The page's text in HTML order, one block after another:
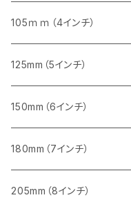
セグメント（特殊凸凹加工チップ）
セグメント
セグメント（一般道路カッター用
473mm（18インチ）
セグメント（一般道路カッター用
セグメント
セグメント（特殊凸凹加工チップ）
355mm（14インチ）
セグメント
セグメント（特殊凸凹加工チップ）
405mm（16インチ）
セグメントタイプ
砥石（補強綱入り）
砥石（補強綱入り）
355mm（14インチ）
砥石（補強綱入り）
255ｍｍ（10インチ）
一般道路カッター用
305ｍｍ（12インチ）
一般道路カッター用
355ｍｍ（14インチ）
一般道路カッター用
405mm（16インチ）
一般道路カッター用
455ｍｍ（18インチ）
105ｍｍ（4インチ）
タイル切断用
みかげ石（御影石）切断用
コンクリート切断用
ブロック切断用
125mm（5インチ）
タイル切断用
みかげ石（御影石）切断用
コンクリート切断用
150mm（6インチ）
みかげ石（御影石）切断用
コンクリート切断用
180mm（7インチ）
みかげ石（御影石）切断用
205mm（8インチ）